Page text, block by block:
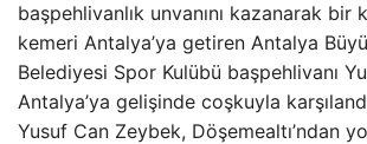
başpehlivanlık unvanını kazanarak bir
kemeri Antalya’ya getiren Antalya
Belediyesi Spor Kulübü başpehlivanı
Antalya’ya gelişinde coşkuyla
Yusuf Can Zeybek, Döşemealtı’ndan